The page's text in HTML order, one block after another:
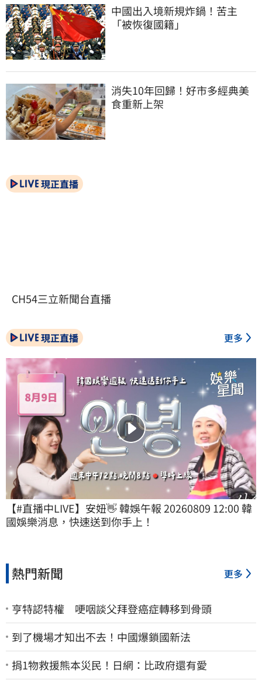
中國出入境新規炸鍋！苦主
「被恢復國籍」
消失10年回歸！好市多經典美
食重新上架
現正直播
CH54三立新聞台直播
現正直播 更多
【#直播中LIVE】安妞👋 韓娛午報 20260809 12:00 韓
國娛樂消息，快速送到你手上！
熱門新聞 更多
亨特認特權 哽咽談父拜登癌症轉移到骨頭
到了機場才知出不去！中國爆鎖國新法
捐1物救援熊本災民！日網：比政府還有愛